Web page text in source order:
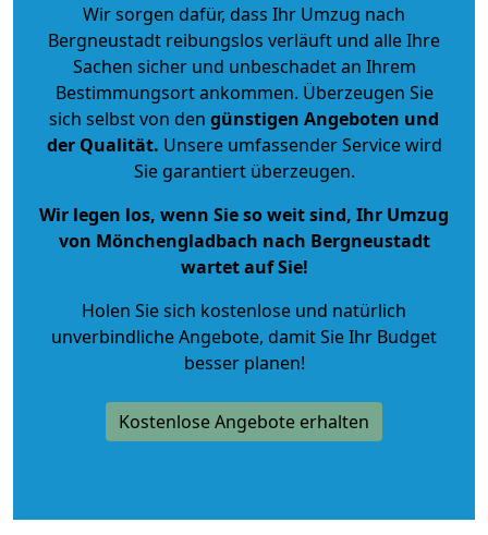
Wir sorgen dafür, dass Ihr Umzug nach
Bergneustadt reibungslos verläuft und alle Ihre
Sachen sicher und unbeschadet an Ihrem
Bestimmungsort ankommen. Überzeugen Sie
sich selbst von den günstigen Angeboten und
der Qualität. Unsere umfassender Service wird
Sie garantiert überzeugen.
Wir legen los, wenn Sie so weit sind, Ihr Umzug
von Mönchengladbach nach Bergneustadt
wartet auf Sie!
Holen Sie sich kostenlose und natürlich
unverbindliche Angebote, damit Sie Ihr Budget
besser planen!
Kostenlose Angebote erhalten